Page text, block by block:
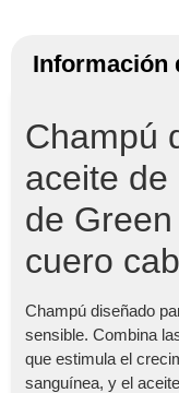
Información
Champú
aceite
de
cuero
Champú diseñado
sensible. Combina
que estimula el
sanguínea, y el